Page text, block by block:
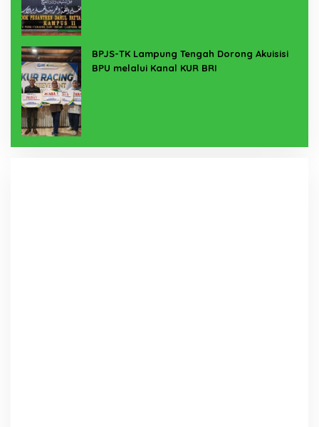
BPJS-TK Lampung Tengah Dorong Akuisisi
BPU melalui Kanal KUR BRI